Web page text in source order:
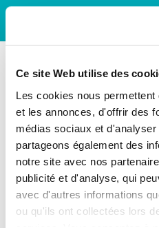
Ce site Web utilise des
Les cookies nous
et les annonces, d'offrir des
médias sociaux et
partageons également des
notre site avec nos
publicité et d'analyse, qui
avec d'autres informations
ou qu'ils ont collectées lors